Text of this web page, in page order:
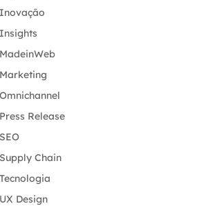
Inovação
Insights
MadeinWeb
Marketing
Omnichannel
Press Release
SEO
Supply Chain
Tecnologia
UX Design